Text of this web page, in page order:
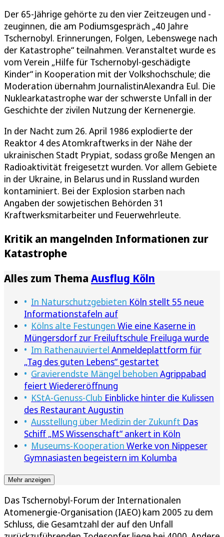
Der 65-Jährige gehörte zu den vier Zeitzeugen und -
zeuginnen, die am Podiumsgespräch „40 Jahre
Tschernobyl. Erinnerungen, Folgen, Lebenswege nach
der Katastrophe“ teilnahmen. Veranstaltet wurde es
vom Verein „Hilfe für Tschernobyl-geschädigte
Kinder“ in Kooperation mit der Volkshochschule; die
Moderation übernahm JournalistinAlexandra Eul. Die
Nuklearkatastrophe war der schwerste Unfall in der
Geschichte der zivilen Nutzung der Kernenergie.
In der Nacht zum 26. April 1986 explodierte der
Reaktor 4 des Atomkraftwerks in der Nähe der
ukrainischen Stadt Prypiat, sodass große Mengen an
Radioaktivität freigesetzt wurden. Vor allem Gebiete
in der Ukraine, in Belarus und in Russland wurden
kontaminiert. Bei der Explosion starben nach
Angaben der sowjetischen Behörden 31
Kraftwerksmitarbeiter und Feuerwehrleute.
Kritik an mangelnden Informationen zur
Katastrophe
Alles zum Thema Ausflug Köln
In Naturschutzgebieten Köln stellt 55 neue
Informationstafeln auf
Kölns alte Festungen Wie eine Kaserne in
Müngersdorf zur Freiluftschule Freiluga wurde
Im Rathenauviertel Anmeldeplattform für
„Tag des guten Lebens“ gestartet
Gravierendste Mängel behoben Agrippabad
feiert Wiedereröffnung
KStA-Genuss-Club Einblicke hinter die Kulissen
des Restaurant Augustin
Ausstellung über Medizin der Zukunft Das
Schiff „MS Wissenschaft“ ankert in Köln
Museums-Kooperation Werke von Nippeser
Gymnasiasten begeistern im Kolumba
Mehr anzeigen
Das Tschernobyl-Forum der Internationalen
Atomenergie-Organisation (IAEO) kam 2005 zu dem
Schluss, die Gesamtzahl der auf den Unfall